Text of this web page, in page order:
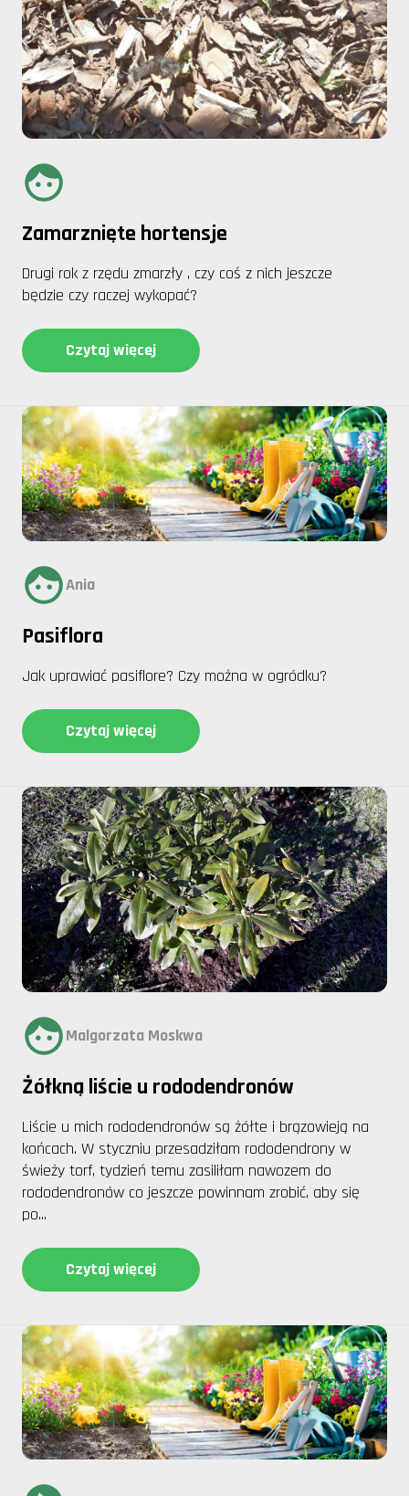
Zamarznięte hortensje
Drugi rok z rzędu zmarzły , czy coś z nich jeszcze
będzie czy raczej wykopać?
Czytaj więcej
Ania
Pasiflora
Jak uprawiać pasiflore? Czy można w ogródku?
Czytaj więcej
Malgorzata Moskwa
Żółkną liście u rododendronów
Liście u mich rododendronów są żółte i brązowieją na
końcach. W styczniu przesadziłam rododendrony w
świeży torf, tydzień temu zasiliłam nawozem do
rododendronów co jeszcze powinnam zrobić, aby się
po...
Czytaj więcej